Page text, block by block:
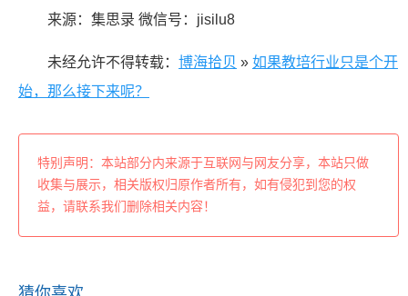
来源：集思录 微信号：jisilu8
未经允许不得转载： 博海拾贝 » 如果教培行业只是个开
始，那么接下来呢？
特别声明：本站部分内来源于互联网与网友分享，本站只做
收集与展示，相关版权归原作者所有，如有侵犯到您的权
益，请联系我们删除相关内容！